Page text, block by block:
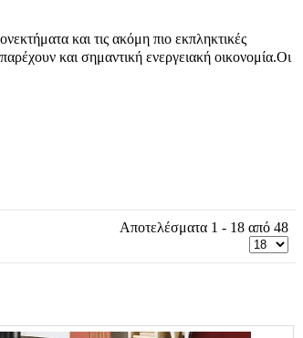
και τις ακόμη πιο εκπληκτικές
και σημαντική ενεργειακή οικονομία.Οι
Αποτελέσματα 1 - 18 από 48